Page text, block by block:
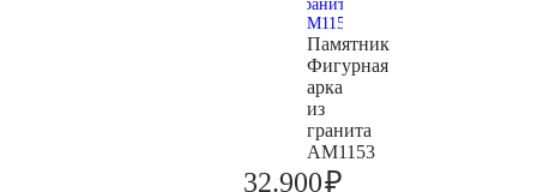
Памятник
Фигурная
арка
из
гранита
AM1153
32.900₽